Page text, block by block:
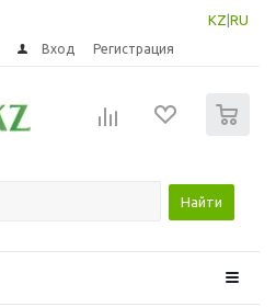
KZ RU
Вход Регистрация
Найти